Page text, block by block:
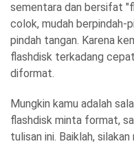
sementara dan bersifat
colok, mudah berpindah-
pindah tangan. Karena
flashdisk terkadang
diformat.
Mungkin kamu adalah
flashdisk minta format,
tulisan ini. Baiklah,